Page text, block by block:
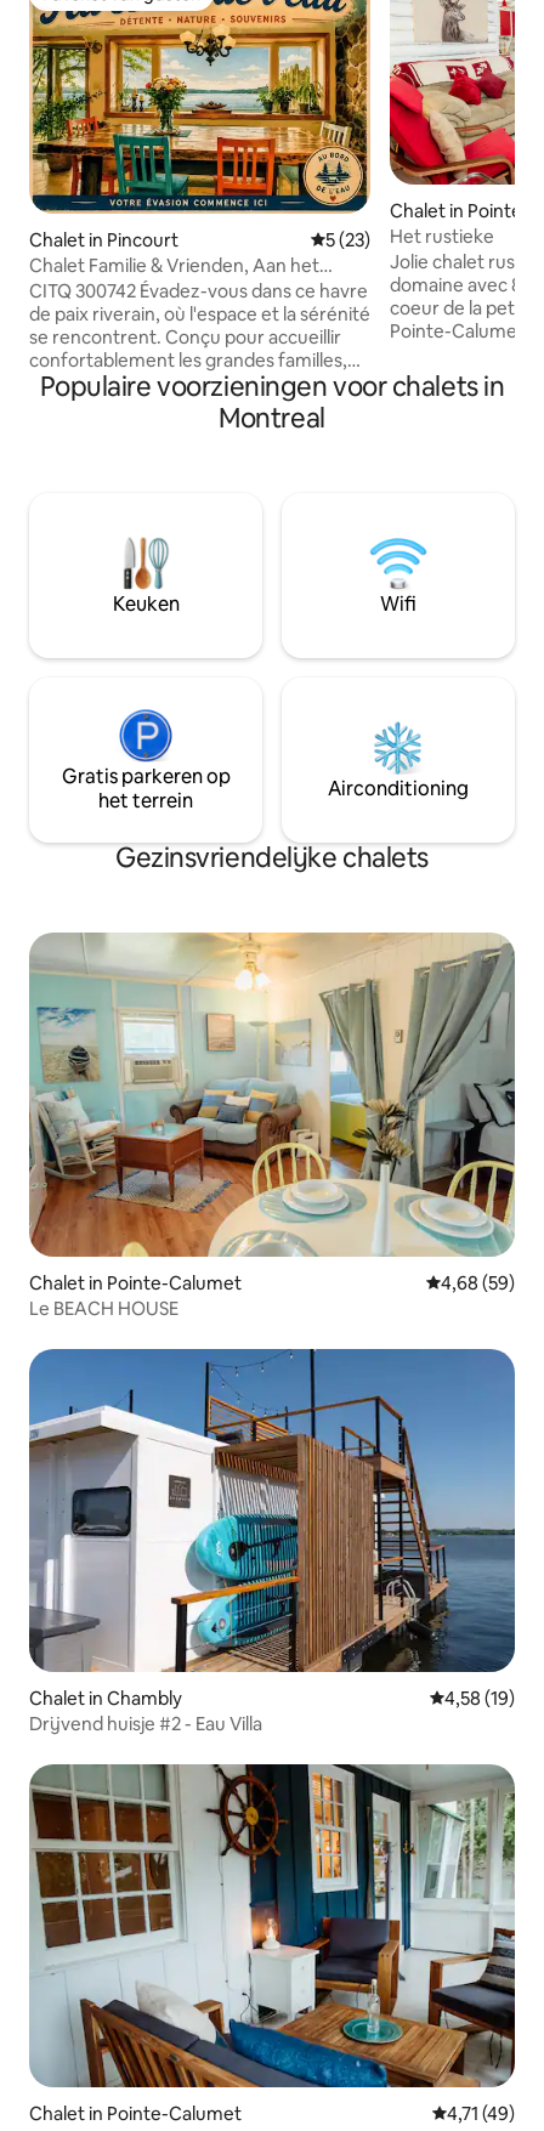
Chalet in Pincourt Gemiddelde beoordeling
5 (23)
Chalet Familie & Vrienden, Aan het
water Kajak Parking
CITQ 300742 Évadez-vous dans ce havre
de paix riverain, où l'espace et la sérénité
se rencontrent. Conçu pour accueillir
confortablement les grandes familles,
ce chalet spacieux offre un cadre
idyllique pour se retrouver sans jamais se
sentir à l’étroit. Profitez d'un intérieur
explorez les eaux calmes avec nos 6
kayaks et 2 paddles.
Chalet in Pointe-
Het rustieke
Jolie chalet
domaine avec 8
coeur de la petite
Pointe-Calumet.
LOCATION DE
voile Sansoucy) ***Attention! Il est
Populaire voorzieningen voor chalets in
Montreal
Keuken Wifi
Gratis parkeren op
het terrein
Airconditioning
Gezinsvriendelijke chalets
Chalet in Pointe-Calumet Gemiddelde
4,68 (59)
Le BEACH HOUSE
Chalet in Chambly Gemiddelde
4,58 (19)
Drijvend huisje #2 - Eau Villa
Chalet in Pointe-Calumet Gemiddelde
4,71 (49)